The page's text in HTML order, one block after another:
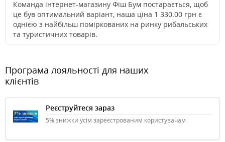
Команда інтернет-магазину Фіш Бум постарається, щоб
це був оптимальний варіант, наша ціна 1 330.00 грн є
однією з найбільш поміркованих на ринку рибальських
та туристичних товарів.
Програма лояльності для наших
клієнтів
Реєструйтеся зараз
5% знижки усім зареєстрованим користувачам